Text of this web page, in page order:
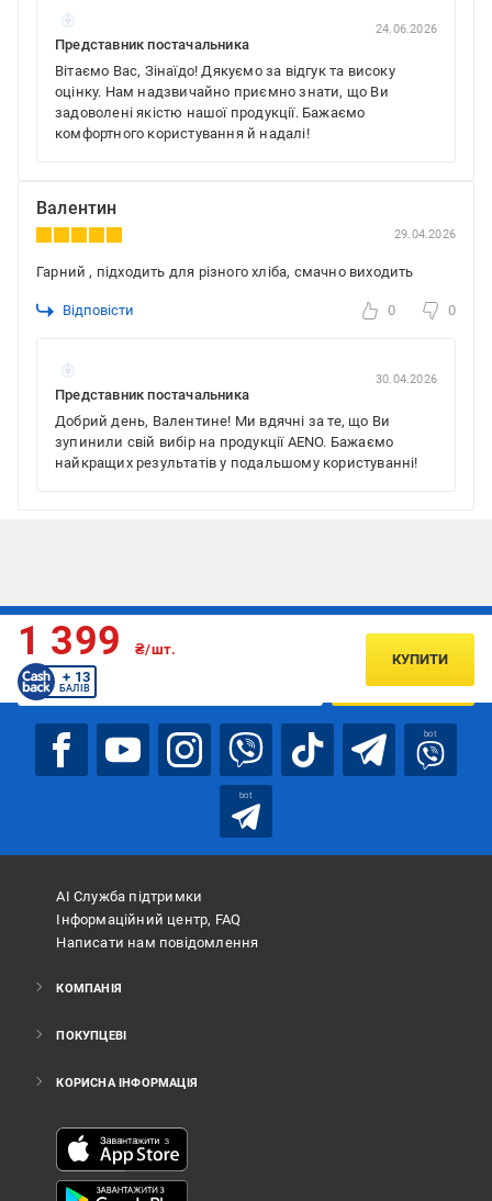
Представник постачальника
24.06.2026
Вітаємо Вас, Зінаїдо! Дякуємо за відгук та високу
оцінку. Нам надзвичайно приємно знати, що Ви
задоволені якістю нашої продукції. Бажаємо
комфортного користування й надалі!
Валентин
29.04.2026
Гарний , підходить для різного хліба, смачно виходить
Відповісти 0 0
Представник постачальника
30.04.2026
Добрий день, Валентине! Ми вдячні за те, що Ви
зупинили свій вибір на продукції AENO. Бажаємо
найкращих результатів у подальшому користуванні!
1 399
₴/шт.
+ 13
БАЛІВ
КУПИТИ
Підписуйтесь, щоб дізнаватись першим про акції та пропозиції
ПІДПИСАТИСЯ
bot
bot
АІ Служба підтримки
Інформаційний центр, FAQ
Написати нам повідомлення
КОМПАНІЯ
ПОКУПЦЕВІ
КОРИСНА ІНФОРМАЦІЯ